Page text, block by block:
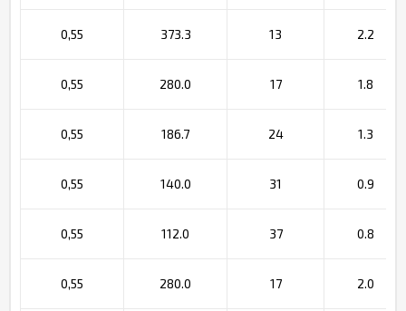
0,55 373.3 13 2.2
0,55 280.0 17 1.8
0,55 186.7 24 1.3
0,55 140.0 31 0.9
0,55 112.0 37 0.8
0,55 280.0 17 2.0